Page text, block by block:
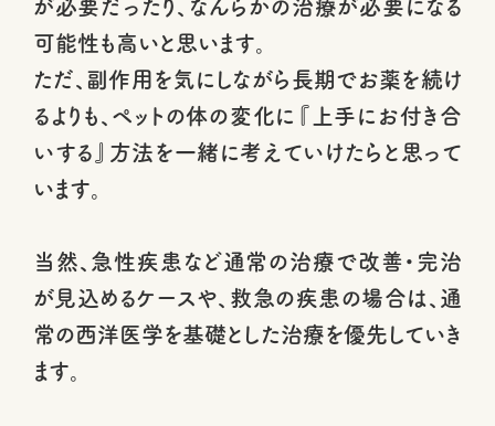
可能性も高いと思います。
ただ、副作用を気にしながら長期でお薬を続け
るよりも、ペットの体の変化に『上手にお付き合
いする』方法を一緒に考えていけたらと思って
います。
当然、急性疾患など通常の治療で改善・完治
が見込めるケースや、救急の疾患の場合は、通
常の西洋医学を基礎とした治療を優先していき
ます。